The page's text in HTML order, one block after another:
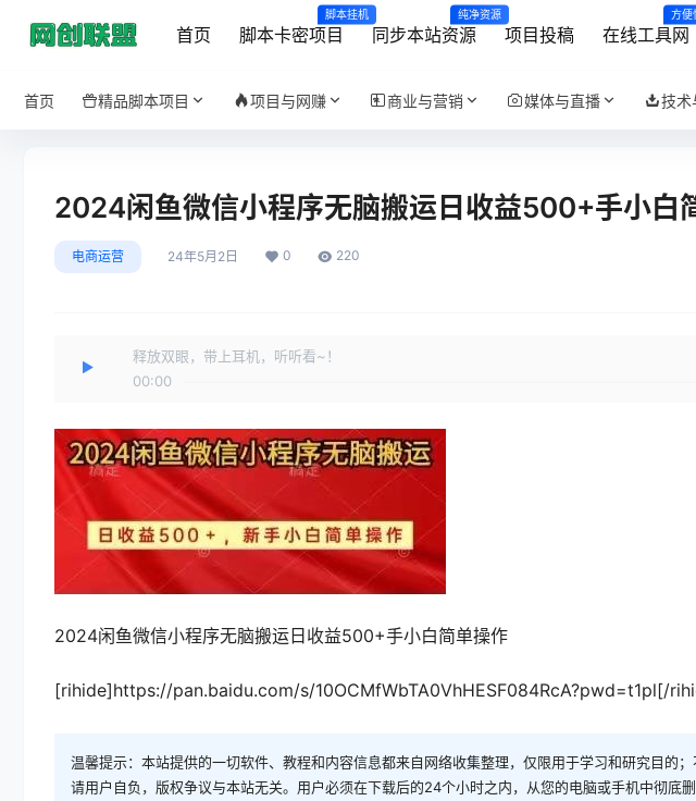
首页 脚本卡密项目
脚本挂机
同步本站资源
纯净资源
项目投稿 在线工具网
方便
首页 精品脚本项目 项目与网赚 商业与营销 媒体与直播 技术
2024闲鱼微信小程序无脑搬运日收益500+手小白
电商运营 24年5月2日 0 220
释放双眼，带上耳机，听听看~！
00:00
2024闲鱼微信小程序无脑搬运日收益500+手小白简单操作
[rihide]https://pan.baidu.com/s/10OCMfWbTA0VhHESF084RcA?pwd=t1pl[/
温馨提示：本站提供的一切软件、教程和内容信息都来自网络收集整理，仅限用于学习和研究目的
请用户自负，版权争议与本站无关。用户必须在下载后的24个小时之内，从您的电脑或手机中彻底